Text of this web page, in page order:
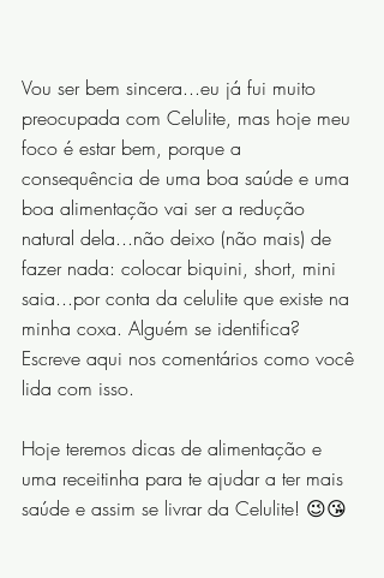
Vou ser bem sincera...eu já fui muito
preocupada com Celulite, mas hoje meu
foco é estar bem, porque a
consequência de uma boa saúde e uma
boa alimentação vai ser a redução
natural dela...não deixo (não mais) de
fazer nada: colocar biquini, short, mini
saia...por conta da celulite que existe na
minha coxa. Alguém se identifica?
Escreve aqui nos comentários como você
lida com isso. ⠀⠀⠀⠀⠀⠀⠀⠀⠀
Hoje teremos dicas de alimentação e
uma receitinha para te ajudar a ter mais
saúde e assim se livrar da Celulite! 😉😘